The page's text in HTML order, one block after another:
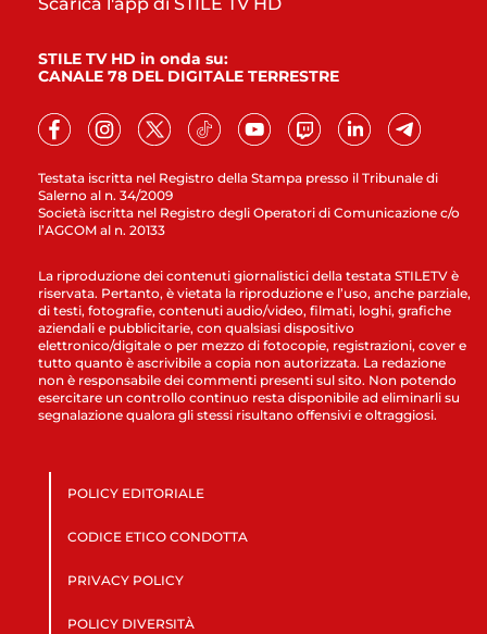
Testata iscritta nel Registro della Stampa presso il Tribunale di
Salerno al n. 34/2009
Società iscritta nel Registro degli Operatori di Comunicazione c/o
l’AGCOM al n. 20133
STILE TV HD in onda su:
CANALE 78 DEL DIGITALE TERRESTRE
La riproduzione dei contenuti giornalistici della testata STILETV è
riservata. Pertanto, è vietata la riproduzione e l’uso, anche parziale,
di testi, fotografie, contenuti audio/video, filmati, loghi, grafiche
aziendali e pubblicitarie, con qualsiasi dispositivo
elettronico/digitale o per mezzo di fotocopie, registrazioni, cover e
tutto quanto è ascrivibile a copia non autorizzata. La redazione
non è responsabile dei commenti presenti sul sito. Non potendo
esercitare un controllo continuo resta disponibile ad eliminarli su
segnalazione qualora gli stessi risultano offensivi e oltraggiosi.
POLICY EDITORIALE
CODICE ETICO CONDOTTA
PRIVACY POLICY
POLICY DIVERSITÀ